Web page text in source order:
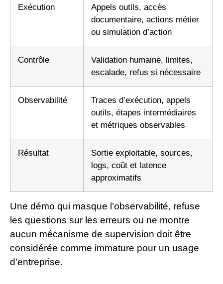
Exécution
Appels outils, accès
documentaire, actions métier
ou simulation d’action
Contrôle
Validation humaine, limites,
escalade, refus si nécessaire
Observabilité
Traces d’exécution, appels
outils, étapes intermédiaires
et métriques observables
Résultat
Sortie exploitable, sources,
logs, coût et latence
approximatifs
Une démo qui masque l’observabilité, refuse
les questions sur les erreurs ou ne montre
aucun mécanisme de supervision doit être
considérée comme immature pour un usage
d’entreprise.